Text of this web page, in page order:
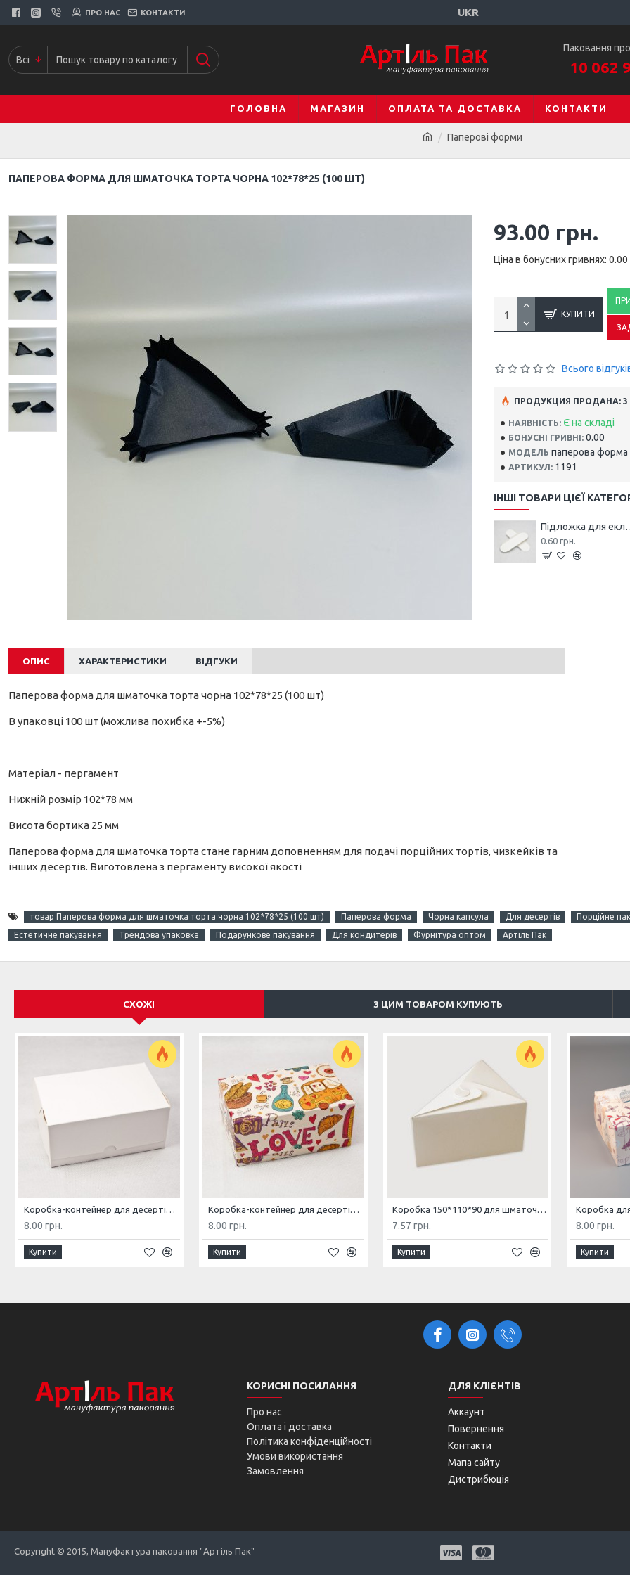
ПРО НАС КОНТАКТИ UKR
Всі
Паковання
10 062
ГОЛОВНА МАГАЗИН ОПЛАТА ТА ДОСТАВКА КОНТАКТИ
Паперові форми
ПАПЕРОВА ФОРМА ДЛЯ ШМАТОЧКА ТОРТА ЧОРНА 102*78*25 (100 ШТ)
НАЯВНІСТЬ: Є на складі
БОНУСНІ ГРИВНІ: 0.00
МОДЕЛЬ паперова форма
АРТИКУЛ: 1191
ПРОДУКЦИЯ ПРОДАНА: 3
Всього
93.00 грн.
Ціна в бонусних гривнях: 0.00
КУПИТИ
ІНШІ ТОВАРИ ЦІЄЇ
Підложка
0.60 грн.
ОПИС ХАРАКТЕРИСТИКИ ВІДГУКИ
Паперова форма для шматочка торта чорна 102*78*25 (100 шт)
В упаковці 100 шт (можлива похибка +-5%)
Матеріал - пергамент
Нижній розмір 102*78 мм
Висота бортика 25 мм
Паперова форма для шматочка торта стане гарним доповненням для подачі порційних тортів, чизкейків та
інших десертів. Виготовлена з пергаменту високої якості
товар Паперова форма для шматочка торта чорна 102*78*25 (100 шт) Паперова форма Чорна капсула Для десертів Порційне
Естетичне пакування Трендова упаковка Подарункове пакування Для кондитерів Фурнітура оптом Артіль Пак
СХОЖІ З ЦИМ ТОВАРОМ КУПУЮТЬ
8.00 грн.
Купити
8.00 грн.
Купити
7.57 грн.
Купити
8.00 грн.
Купити
КОРИСНІ ПОСИЛАННЯ
Про нас
Оплата і доставка
Політика конфіденційності
Умови використання
Замовлення
ДЛЯ КЛІЄНТІВ
Аккаунт
Повернення
Контакти
Мапа сайту
Дистрибюція
Copyright © 2015, Мануфактура паковання "Артіль Пак"